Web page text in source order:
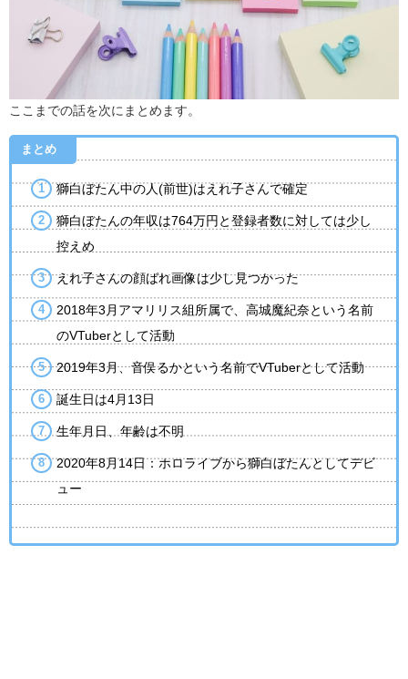
ここまでの話を次にまとめます。
まとめ
獅白ぼたん中の人(前世)はえれ子さんで確定
獅白ぼたんの年収は764万円と登録者数に対しては少し
控えめ
えれ子さんの顔ばれ画像は少し見つかった
2018年3月アマリリス組所属で、高城魔紀奈という名前
のVTuberとして活動
2019年3月、音俣るかという名前でVTuberとして活動
誕生日は4月13日
生年月日、年齢は不明
2020年8月14日：ホロライブから獅白ぼたんとしてデビ
ュー